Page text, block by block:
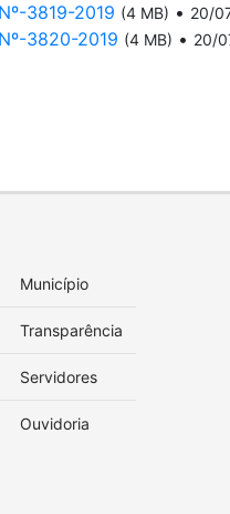
3819-2019 (4 MB) • 20/
3820-2019 (4 MB) • 20/
Município
Transparência
Servidores
Ouvidoria